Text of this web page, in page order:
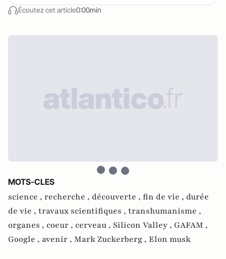
Écoutez cet article0:00min
MOTS-CLES
science , recherche , découverte , fin de vie , durée
de vie , travaux scientifiques , transhumanisme ,
organes , coeur , cerveau , Silicon Valley , GAFAM ,
Google , avenir , Mark Zuckerberg , Elon musk